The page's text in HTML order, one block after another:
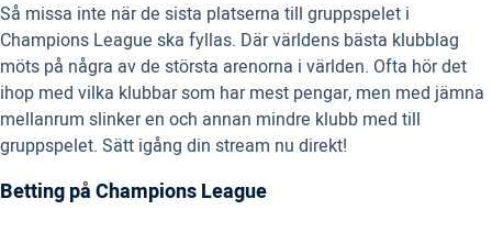
Så missa inte när de sista platserna till gruppspelet i
Champions League ska fyllas. Där världens bästa klubblag
möts på några av de största arenorna i världen. Ofta hör det
ihop med vilka klubbar som har mest pengar, men med jämna
mellanrum slinker en och annan mindre klubb med till
gruppspelet. Sätt igång din stream nu direkt!
Betting på Champions League